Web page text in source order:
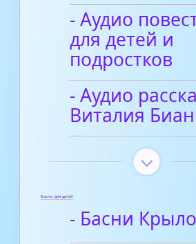
- Аудио
для детей и
подростков
- Аудио
Виталия
Басни для детей
- Басни